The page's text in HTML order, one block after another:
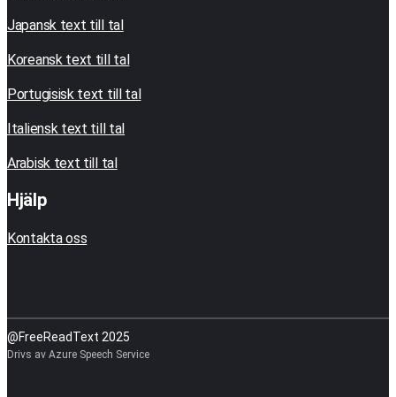
Japansk text till tal
Koreansk text till tal
Portugisisk text till tal
Italiensk text till tal
Arabisk text till tal
Hjälp
Kontakta oss
@FreeReadText 2025
Drivs av Azure Speech Service